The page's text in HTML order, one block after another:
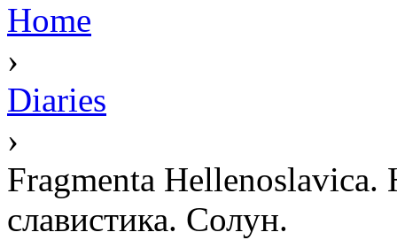
Home
›
Diaries
›
Fragmenta Hellenoslavica.
славистика. Солун.